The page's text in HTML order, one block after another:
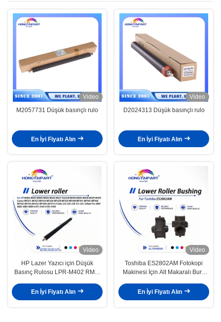
Video
M2057731 Düşük basınçlı rulo
En İyi Fiyatı Alın
Video
D2024313 Düşük basınçlı rulo
En İyi Fiyatı Alın
Video
HP Lazer Yazıcı için Düşük
Basınç Rulosu LPR-M402 RM2-
En İyi Fiyatı Alın
Video
Toshiba ES2802AM Fotokopi
Makinesi İçin Alt Makaralı Burç
En İyi Fiyatı Alın